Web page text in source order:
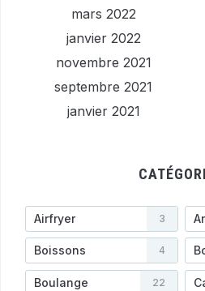
mars 2022
janvier 2022
novembre 2021
septembre 2021
janvier 2021
Airfryer 3
Boissons 4
Boulange 22